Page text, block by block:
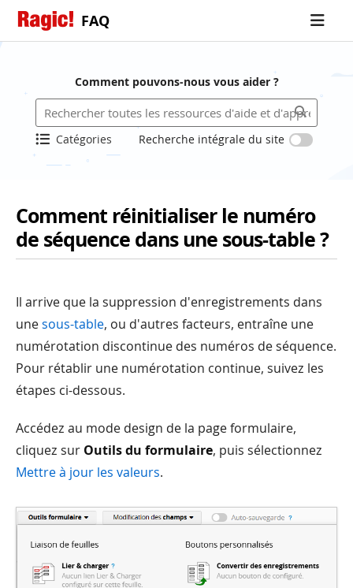
FAQ
Comment pouvons-nous vous aider ?
Catégories Recherche intégrale du site
Comment réinitialiser le numéro
de séquence dans une sous-table ?
Il arrive que la suppression d'enregistrements dans
unesous-table, ou d'autres facteurs, entraîne une
numérotation discontinue des numéros de séquence.
Pour rétablir une numérotation continue, suivez les
étapes ci-dessous.
Accédez au mode design de la page formulaire,
cliquez sur Outils du formulaire, puis sélectionnez
Mettre à jour les valeurs.